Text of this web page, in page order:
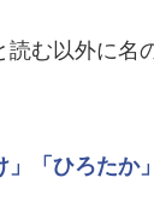
読む以外に名
「ひろたか」